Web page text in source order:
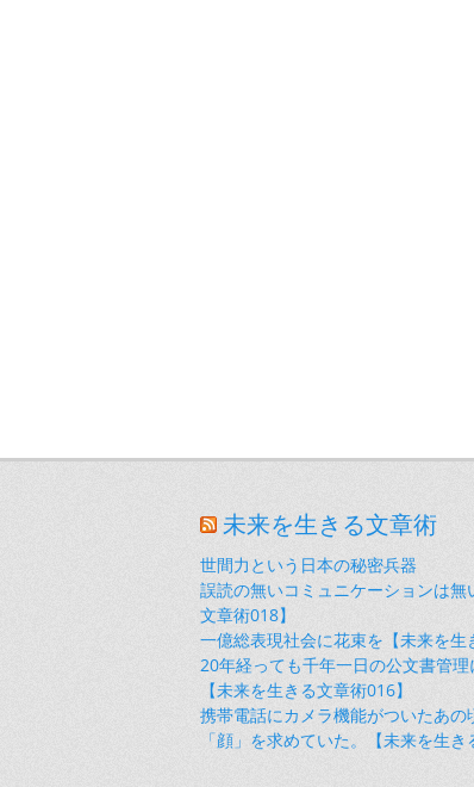
未来を生きる文章術
世間力という日本の秘密兵器
誤読の無いコミュニケーションは無
文章術018】
一億総表現社会に花束を【未来を生
20年経っても千年一日の公文書管
【未来を生きる文章術016】
携帯電話にカメラ機能がついたあの
「顔」を求めていた。【未来を生き